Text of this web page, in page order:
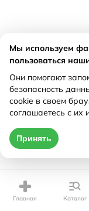
Главная Каталог
Мы используем
пользоваться
Они помогают
безопасность
cookie в своем
соглашаетесь с их
Принять